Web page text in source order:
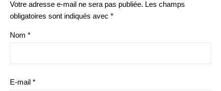
Votre adresse e-mail ne sera pas publiée. Les champs
obligatoires sont indiqués avec *
Nom *
E-mail *